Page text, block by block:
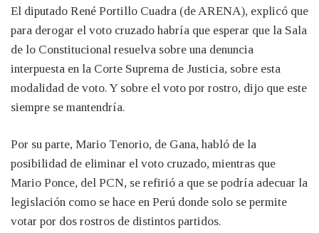
El diputado René Portillo Cuadra (de ARENA), explicó que
para derogar el voto cruzado habría que esperar que la Sala
de lo Constitucional resuelva sobre una denuncia
interpuesta en la Corte Suprema de Justicia, sobre esta
modalidad de voto. Y sobre el voto por rostro, dijo que este
siempre se mantendría.
Por su parte, Mario Tenorio, de Gana, habló de la
posibilidad de eliminar el voto cruzado, mientras que
Mario Ponce, del PCN, se refirió a que se podría adecuar la
legislación como se hace en Perú donde solo se permite
votar por dos rostros de distintos partidos.